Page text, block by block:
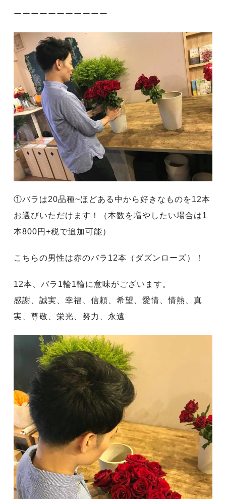
ーーーーーーーーーーー
①バラは20品種~ほどある中から好きなものを12本
お選びいただけます！（本数を増やしたい場合は1
本800円+税で追加可能）
こちらの男性は赤のバラ12本（ダズンローズ）！
12本、バラ1輪1輪に意味がございます。
感謝、誠実、幸福、信頼、希望、愛情、情熱、真
実、尊敬、栄光、努力、永遠